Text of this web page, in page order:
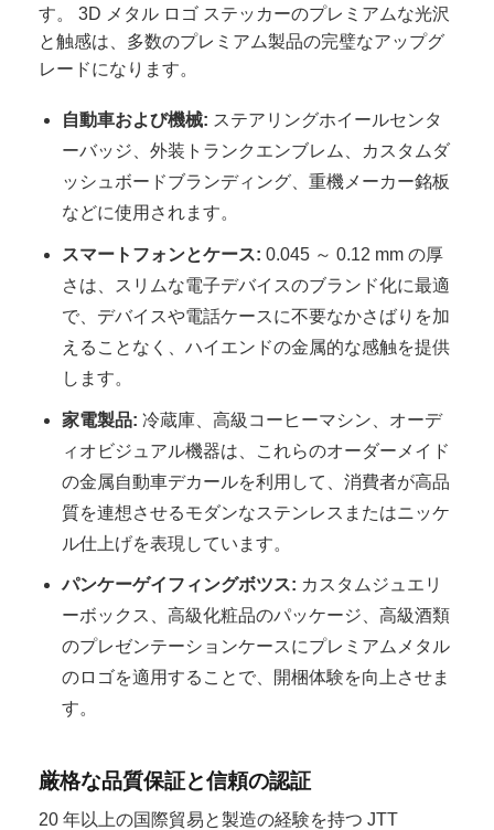
す。 3D メタル ロゴ ステッカーのプレミアムな光沢
と触感は、多数のプレミアム製品の完璧なアップグ
レードになります。
自動車および機械: ステアリングホイールセンタ
ーバッジ、外装トランクエンブレム、カスタムダ
ッシュボードブランディング、重機メーカー銘板
などに使用されます。
スマートフォンとケース: 0.045 ～ 0.12 mm の厚
さは、スリムな電子デバイスのブランド化に最適
で、デバイスや電話ケースに不要なかさばりを加
えることなく、ハイエンドの金属的な感触を提供
します。
家電製品: 冷蔵庫、高級コーヒーマシン、オーデ
ィオビジュアル機器は、これらのオーダーメイド
の金属自動車デカールを利用して、消費者が高品
質を連想させるモダンなステンレスまたはニッケ
ル仕上げを表現しています。
パンケーゲイフィングボツス: カスタムジュエリ
ーボックス、高級化粧品のパッケージ、高級酒類
のプレゼンテーションケースにプレミアムメタル
のロゴを適用することで、開梱体験を向上させま
す。
厳格な品質保証と信頼の認証
20 年以上の国際貿易と製造の経験を持つ JTT